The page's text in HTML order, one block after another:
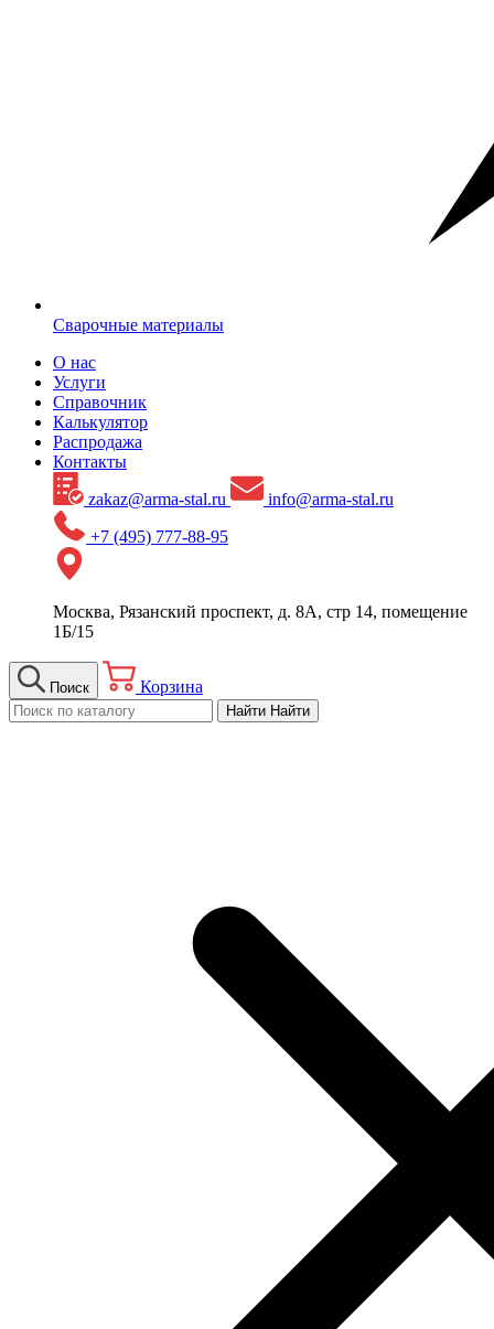
Сварочные материалы
О нас
Услуги
Справочник
Калькулятор
Распродажа
Контакты
zakaz@arma-stal.ru
info@arma-stal.ru
+7 (495) 777-88-95
Москва, Рязанский проспект, д. 8А, стр 14, помещение
1Б/15
Поиск Корзина
Найти Найти